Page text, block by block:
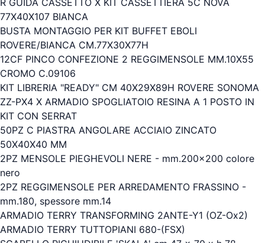
R GUIDA CASSETTO X KIT CASSETTIERA 5C NOVA
77X40X107 BIANCA
BUSTA MONTAGGIO PER KIT BUFFET EBOLI
ROVERE/BIANCA CM.77X30X77H
12CF PINCO CONFEZIONE 2 REGGIMENSOLE MM.10X55
CROMO C.09106
KIT LIBRERIA "READY" CM 40X29X89H ROVERE SONOMA
ZZ-PX4 X ARMADIO SPOGLIATOIO RESINA A 1 POSTO IN
KIT CON SERRAT
50PZ C PIASTRA ANGOLARE ACCIAIO ZINCATO
50X40X40 MM
2PZ MENSOLE PIEGHEVOLI NERE - mm.200x200 colore
nero
2PZ REGGIMENSOLE PER ARREDAMENTO FRASSINO -
mm.180, spessore mm.14
ARMADIO TERRY TRANSFORMING 2ANTE-Y1 (OZ-Ox2)
ARMADIO TERRY TUTTOPIANI 680-(FSX)